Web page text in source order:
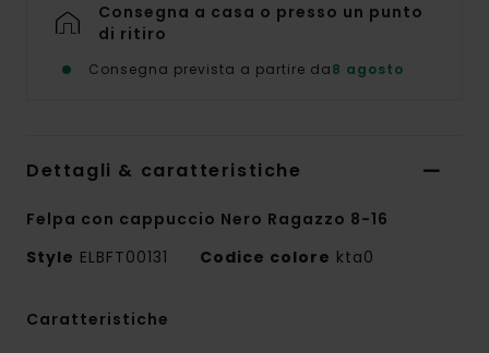
Consegna a casa o presso un punto
di ritiro
Consegna prevista a partire da8 agosto
Dettagli & caratteristiche
Felpa con cappuccio Nero Ragazzo 8-16
Style ELBFT00131 Codice colore kta0
Caratteristiche